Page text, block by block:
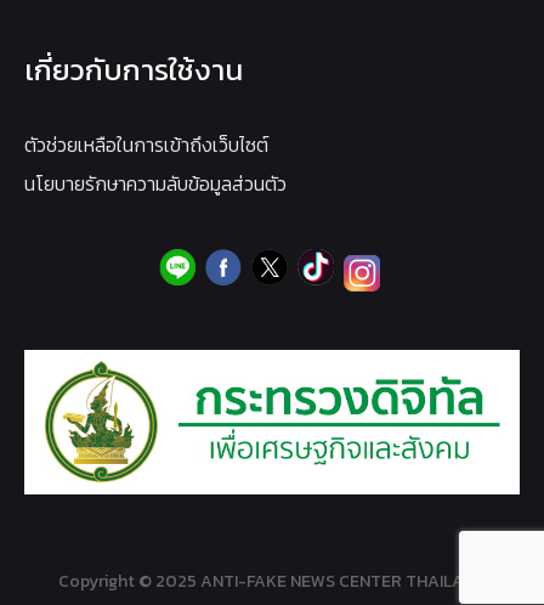
เกี่ยวกับการใช้งาน
ตัวช่วยเหลือในการเข้าถึงเว็บไซต์
นโยบายรักษาความลับข้อมูลส่วนตัว
Copyright © 2025 ANTI-FAKE NEWS CENTER THAILAND